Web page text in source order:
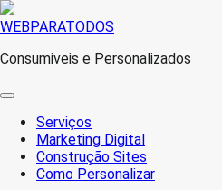
Skip
content
WEBPARATODOS
Consumiveis e Personalizados
Serviços
Marketing Digital
Construção Sites
Como Personalizar